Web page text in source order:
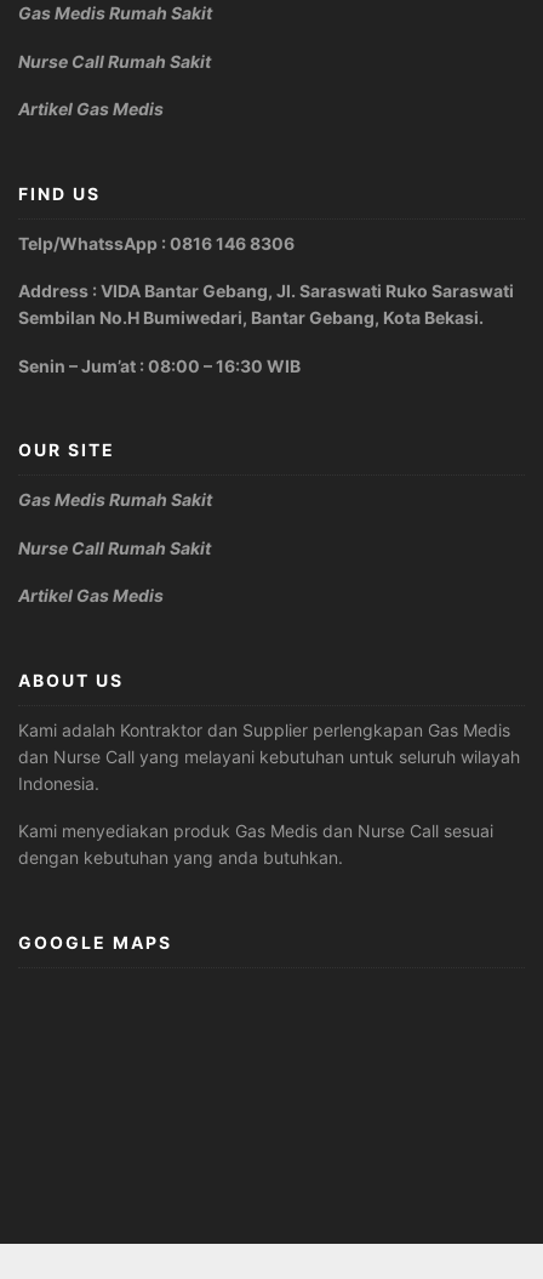
Gas Medis Rumah Sakit
Nurse Call Rumah Sakit
Artikel Gas Medis
FIND US
Telp/WhatssApp : 0816 146 8306
Address : VIDA Bantar Gebang, Jl. Saraswati Ruko Saraswati
Sembilan No.H Bumiwedari, Bantar Gebang, Kota Bekasi.
Senin – Jum’at : 08:00 – 16:30 WIB
OUR SITE
Gas Medis Rumah Sakit
Nurse Call Rumah Sakit
Artikel Gas Medis
ABOUT US
Kami adalah Kontraktor dan Supplier perlengkapan Gas Medis
dan Nurse Call yang melayani kebutuhan untuk seluruh wilayah
Indonesia.
Kami menyediakan produk Gas Medis dan Nurse Call sesuai
dengan kebutuhan yang anda butuhkan.
GOOGLE MAPS